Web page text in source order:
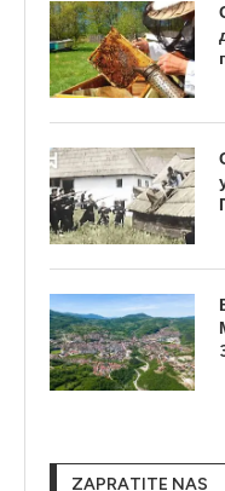
ZAPRATITE NAS